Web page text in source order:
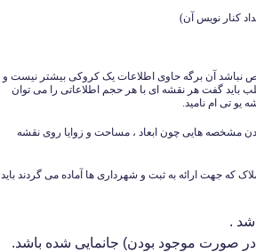
نباشد آن برگه حاوی اطلاعات یک کروکی بیشتر نیست و
باید گفت هر نقشه ای با هر حجم اطلاعاتی را می توان
یو تی ام نامید.
مشخصه هایی چون ابعاد ، مساحت و زوایا روی نقشه
که جهت ارائه به ثبت و شهرداری ها آماده می گردند باید
.
صورت موجود بودن) جانمایی شده باشد.